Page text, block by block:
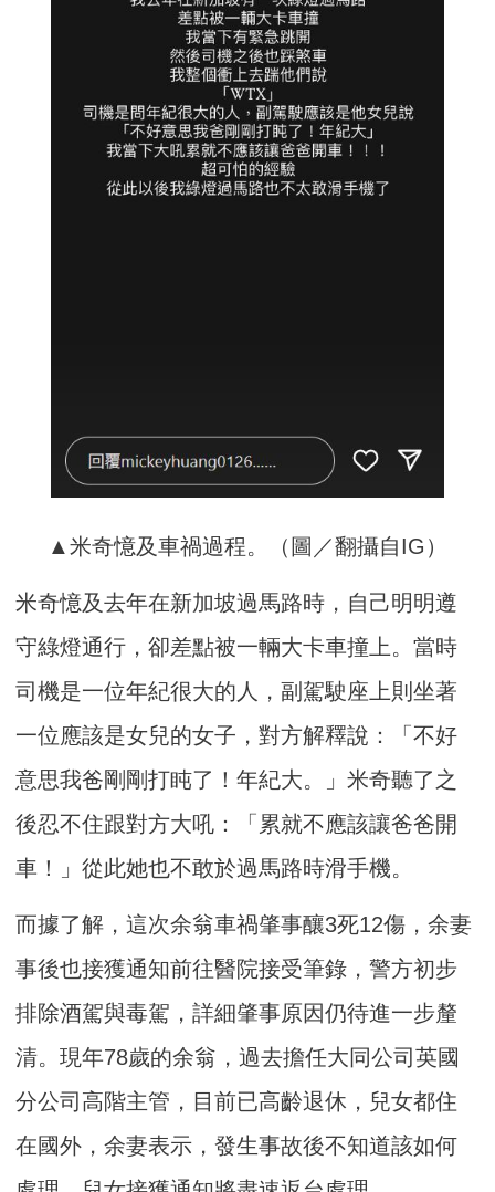
▲米奇憶及車禍過程。（圖／翻攝自IG）
米奇憶及去年在新加坡過馬路時，自己明明遵
守綠燈通行，卻差點被一輛大卡車撞上。當時
司機是一位年紀很大的人，副駕駛座上則坐著
一位應該是女兒的女子，對方解釋說：「不好
意思我爸剛剛打盹了！年紀大。」米奇聽了之
後忍不住跟對方大吼：「累就不應該讓爸爸開
車！」從此她也不敢於過馬路時滑手機。
而據了解，這次余翁車禍肇事釀3死12傷，余妻
事後也接獲通知前往醫院接受筆錄，警方初步
排除酒駕與毒駕，詳細肇事原因仍待進一步釐
清。現年78歲的余翁，過去擔任大同公司英國
分公司高階主管，目前已高齡退休，兒女都住
在國外，余妻表示，發生事故後不知道該如何